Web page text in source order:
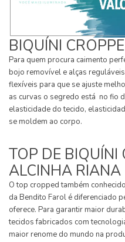
BIQUÍNI
Para quem procura caimento
bojo removível e alças
flexíveis para que se ajuste
as curvas o segredo está no fio
elasticidade do tecido,
se moldem ao corpo.
TOP DE BIQUÍNI
ALCINHA RIANA
O top cropped também
da Bendito Farol é diferenciado
oferece. Para garantir maior
tecidos fabricados com
maior renome do mundo na